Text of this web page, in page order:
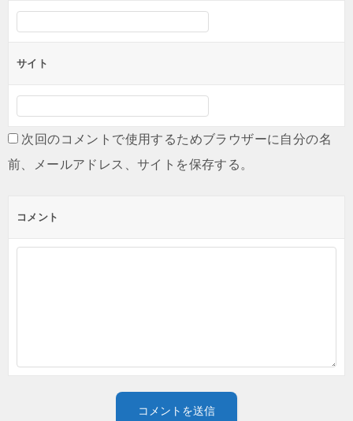
サイト
次回のコメントで使用するためブラウザーに自分の名
前、メールアドレス、サイトを保存する。
コメント